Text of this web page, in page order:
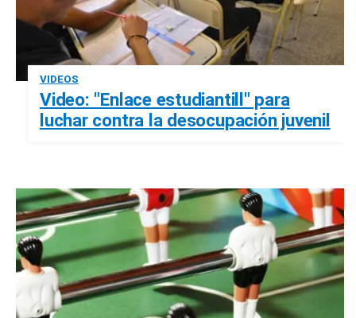
VIDEOS
Video: "Enlace estudiantill" para
luchar contra la desocupación juvenil